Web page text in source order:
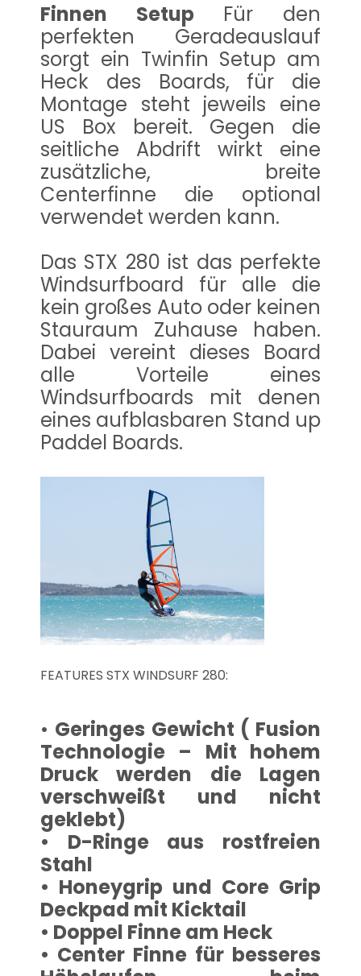
Finnen Setup Für den
perfekten Geradeauslauf
sorgt ein Twinfin Setup am
Heck des Boards, für die
Montage steht jeweils eine
US Box bereit. Gegen die
seitliche Abdrift wirkt eine
zusätzliche, breite
Centerfinne die optional
verwendet werden kann.
Das STX 280 ist das perfekte
Windsurfboard für alle die
kein großes Auto oder keinen
Stauraum Zuhause haben.
Dabei vereint dieses Board
alle Vorteile eines
Windsurfboards mit denen
eines aufblasbaren Stand up
Paddel Boards.
FEATURES STX WINDSURF 280:
• Geringes Gewicht ( Fusion
Technologie – Mit hohem
Druck werden die Lagen
verschweißt und nicht
geklebt)
• D-Ringe aus rostfreien
Stahl
• Honeygrip und Core Grip
Deckpad mit Kicktail
• Doppel Finne am Heck
• Center Finne für besseres